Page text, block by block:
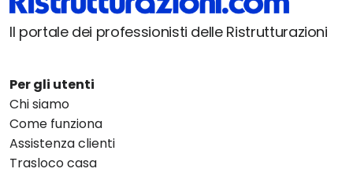
Il portale dei professionisti delle Ristrutturazioni
Per gli utenti
Chi siamo
Come funziona
Assistenza clienti
Trasloco casa